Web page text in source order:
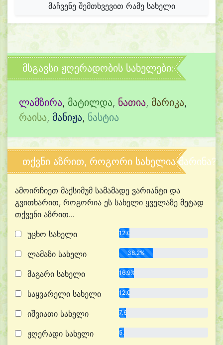
მაჩვენე შემთხვევით რამე სახელი
მსგავსი ჟღერადობის სახელები:
ლამზირა, მატილდა, ნათია, მარიკა,
რაისა, მანიჟა, ნასტია
თქვნი აზრით, როგორი სახელია მარინა?
ამოირჩიეთ მაქსიმუმ სამამადე ვარიანტი და
გვითხარით, როგორია ეს სახელი ყველაზე მეტად
თქვენი აზრით...
უცხო სახელი
12.0%
ლამაზი სახელი 38.2%
მაგარი სახელი 16.9%
საყვარელი სახელი 12.0%
იშვიათი სახელი 7.6%
ჟღერადი სახელი 5.6%